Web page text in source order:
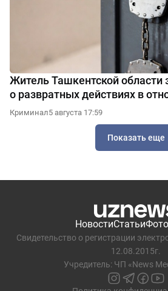
Житель Ташкентской области
о развратных действиях в
Криминал5 августа 17:59
Показать еще
НовостиСтатьиФото
Свидетельство о регистрации
12.08.2015г.
Учредитель: ЧП «News